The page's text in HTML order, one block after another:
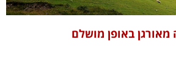
מאורגן באופן מושלם